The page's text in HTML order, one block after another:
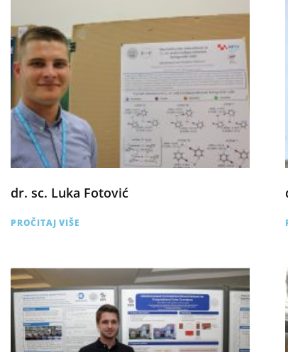
dr. sc. Luka Fotović
PROČITAJ VIŠE